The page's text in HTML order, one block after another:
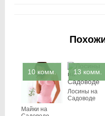
10 комм.
Майки на
13 комм.
Лосины на
Садоводе